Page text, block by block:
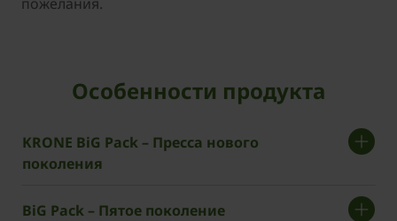
Особенности продукта
KRONE BiG Pack – Пресса нового
поколения
BiG Pack – Пятое поколение